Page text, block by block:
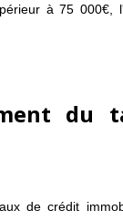
à 75 000€,
du
de crédit